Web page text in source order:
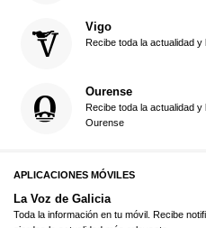
Vigo
Recibe toda la actualidad
Ourense
Recibe toda la actualidad
Ourense
APLICACIONES MÓVILES
La Voz de Galicia
Toda la información en tu móvil. Recibe